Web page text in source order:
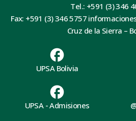
Tel.: +591 (3) 346
Fax: +591 (3) 346 5757
Cruz de la Sierra –
UPSA Bolivia
UPSA - Admisiones